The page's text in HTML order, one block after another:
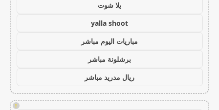
يلا شوت
yalla shoot
مباريات اليوم مباشر
برشلونة مباشر
ريال مدريد مباشر
!